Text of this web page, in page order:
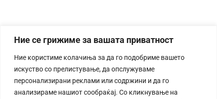
Ние се грижиме за вашата приватност
Ние користиме колачиња за да го подобриме вашето
искуство со прелистување, да опслужуваме
персонализирани реклами или содржини и да го
анализираме нашиот сообраќај. Со кликнување на